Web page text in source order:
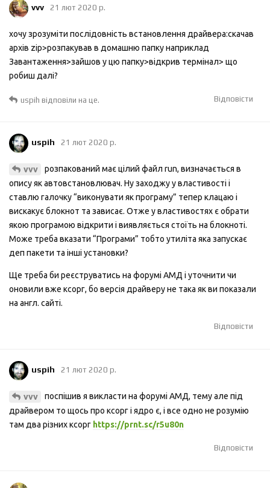
vvv 21 лют 2020 р.
хочу зрозуміти послідовність встановлення драйвера:скачав
архів zip>розпакував в домашню папку наприклад
Завантаження>зайшов у цю папку>відкрив термінал> що
робиш далі?
Відповісти
uspih відповіли на це.
uspih 21 лют 2020 р.
vvv
розпакований має цілий файл run, визначається в
опису як автовстановлювач. Ну заходжу у властивості і
ставлю галочку “виконувати як програму” тепер клацаю і
вискакує блокнот та зависає. Отже у властивостях є обрати
якою програмою відкрити і виявляється стоїть на блокноті.
Може треба вказати “Програми” тобто утиліта яка запускає
деп пакети та інші установки?
Ще треба би реєструватись на форумі АМД і уточнити чи
оновили вже ксорг, бо версія драйверу не така як ви показали
на англ. сайті.
Відповісти
uspih 21 лют 2020 р.
vvv
поспішив я викласти на форумі АМД, тему але під
драйвером то щось про ксорг і ядро є, і все одно не розумію
там два різних ксорг https://prnt.sc/r5u80n
Відповісти